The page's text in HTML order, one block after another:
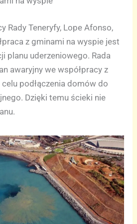
Rady Teneryfy, Lope Afonso,
z gminami na wyspie jest
planu uderzeniowego. Rada
awaryjny we współpracy z
podłączenia domów do
Dzięki temu ścieki nie